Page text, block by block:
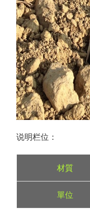
说明栏位：